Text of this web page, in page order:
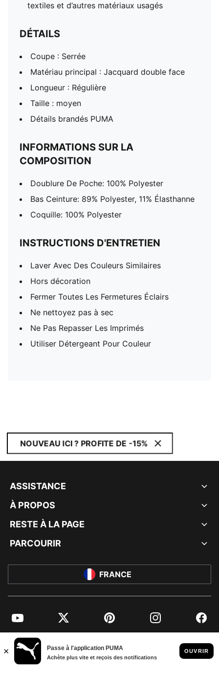
textiles et d’autres matériaux usagés
DÉTAILS
Coupe : Serrée
Matériau principal : Jacquard double face
Longueur : Régulière
Taille : moyen
Détails brandés PUMA
INFORMATIONS SUR LA
COMPOSITION
Doublure De Poche: 100% Polyester
Bas Ceinture: 89% Polyester, 11% Élasthanne
Coquille: 100% Polyester
INSTRUCTIONS D'ENTRETIEN
Laver Avec Des Couleurs Similaires
Hors décoration
Fermer Toutes Les Fermetures Éclairs
Ne nettoyez pas à sec
Ne Pas Repasser Les Imprimés
Utiliser Détergeant Pour Couleur
NOUVEAU ICI ? PROFITE DE -15%
ASSISTANCE
À PROPOS
RESTE À LA PAGE
PARCOURIR
FRANCE
YouTube Twitter Pinterest Instagram
© PUMA EUROPE GMBH, 2026. TOUS DROITS RÉSERVÉS
MENTIONS ET DONNÉES LÉGALES